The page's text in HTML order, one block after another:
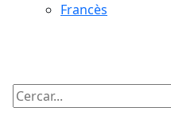
Francès
Cercar: